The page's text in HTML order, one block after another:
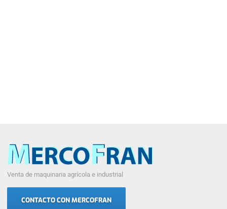
Venta de maquinaria agrícola e industrial
CONTACTO CON MERCOFRAN